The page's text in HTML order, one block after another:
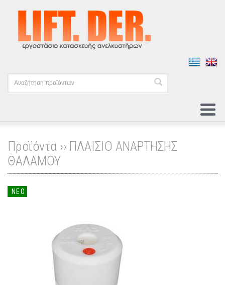
Προϊόντα ›› ΠΛΑΙΣΙΟ ΑΝΑΡΤΗΣΗΣ
ΘΑΛΑΜΟΥ
ΝΕΟ